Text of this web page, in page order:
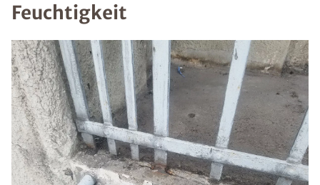
Feuchtigkeit